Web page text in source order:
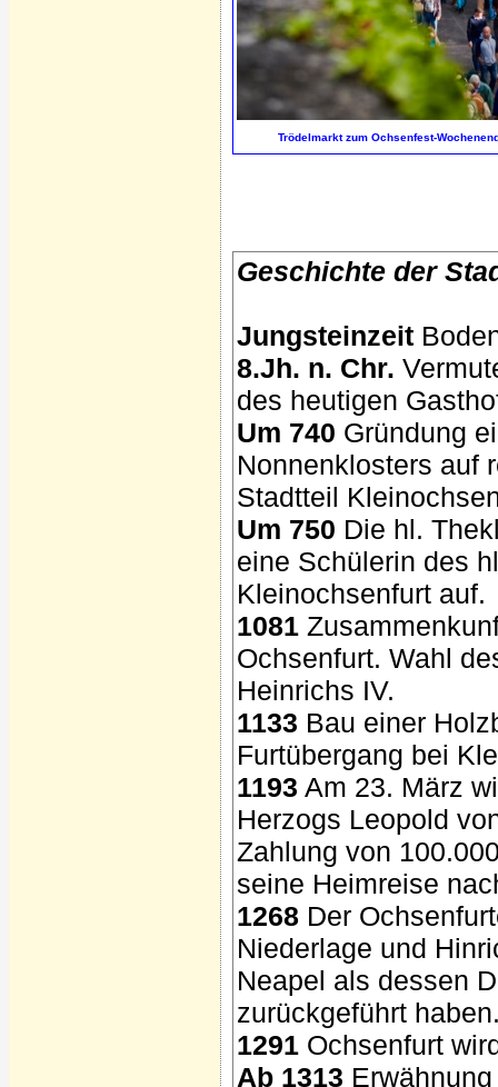
Trödelmarkt zum Ochsenfest-
Geschichte der
Jungsteinzeit
8.Jh. n. Chr.
des heutigen
Um 740 Gründung
Nonnenklosters auf
Stadtteil
Um 750 Die hl.
eine Schülerin des
Kleinochsenfurt auf.
1081
Ochsenfurt. Wahl
Heinrichs IV.
1133 Bau einer
Furtübergang bei
1193 Am 23. März
Herzogs Leopold
Zahlung von
seine Heimreise
1268 Der
Niederlage und
Neapel als dessen
zurückgeführt
1291 Ochsenfurt
Ab 1313